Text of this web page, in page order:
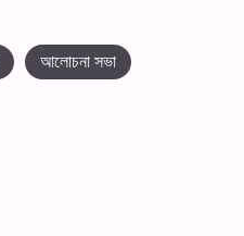
আলোচনা সভা